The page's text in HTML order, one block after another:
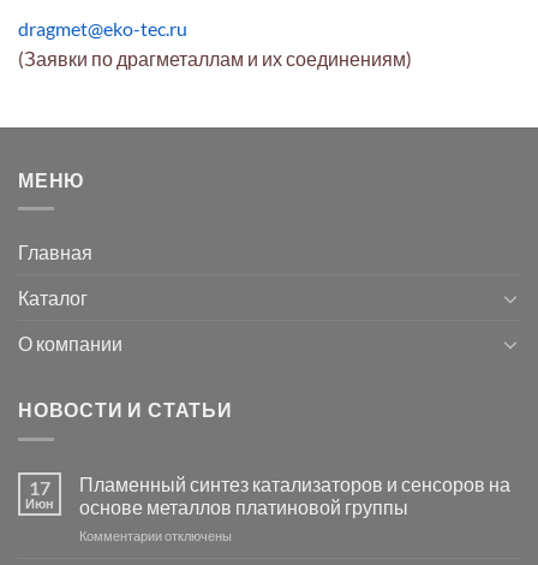
dragmet@eko-tec.ru
(Заявки по драгметаллам и их соединениям)
МЕНЮ
Главная
Каталог
О компании
НОВОСТИ И СТАТЬИ
17
Июн
Пламенный синтез катализаторов и сенсоров на
основе металлов платиновой группы
Комментариикотключены